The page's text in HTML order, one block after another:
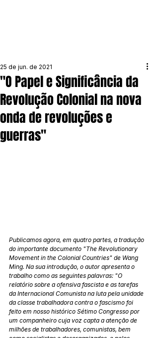
"O Papel e Significância da
Revolução Colonial na nova
onda de revoluções e
guerras"
25 de jun. de 2021
Publicamos agora, em quatro partes, a tradução
do importante documento "The Revolutionary
Movement in the Colonial Countries" de Wang
Ming. Na sua introdução, o autor apresenta o
trabalho como as seguintes palavras: "O
relatório sobre a ofensiva fascista e as tarefas
da Internacional Comunista na luta pela unidade
da classe trabalhadora contra o fascismo foi
feito em nosso histórico Sétimo Congresso por
um companheiro cuja voz capta a atenção de
milhões de trabalhadores, comunistas, bem